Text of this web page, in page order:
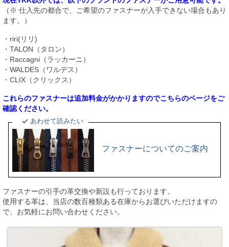
（※ 仕入先の都合で、ご希望のファスナーが入手できない場合もあり
ます。）
・riri(リリ)
・TALON（タロン）
・Raccagni（ラッカーニ）
・WALDES（ワルデス）
・CLIX（クリックス）
これらのファスナーは追加料金がかかりますのでこちらのページをご
確認ください。
あわせて読みたい
ファスナーについてのご案内
ファスナーの引手の革交換や新設も行っております。
使用する革は、当店の数百種類ある在庫からお選びいただけますの
で、お気軽にお問い合わせください。